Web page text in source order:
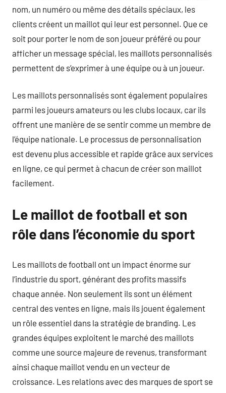
nom, un numéro ou même des détails spéciaux, les
clients créent un maillot qui leur est personnel. Que ce
soit pour porter le nom de son joueur préféré ou pour
afficher un message spécial, les maillots personnalisés
permettent de s’exprimer à une équipe ou à un joueur.
Les maillots personnalisés sont également populaires
parmi les joueurs amateurs ou les clubs locaux, car ils
offrent une manière de se sentir comme un membre de
l’équipe nationale. Le processus de personnalisation
est devenu plus accessible et rapide grâce aux services
en ligne, ce qui permet à chacun de créer son maillot
facilement.
Le maillot de football et son
rôle dans l’économie du sport
Les maillots de football ont un impact énorme sur
l’industrie du sport, générant des profits massifs
chaque année. Non seulement ils sont un élément
central des ventes en ligne, mais ils jouent également
un rôle essentiel dans la stratégie de branding. Les
grandes équipes exploitent le marché des maillots
comme une source majeure de revenus, transformant
ainsi chaque maillot vendu en un vecteur de
croissance. Les relations avec des marques de sport se